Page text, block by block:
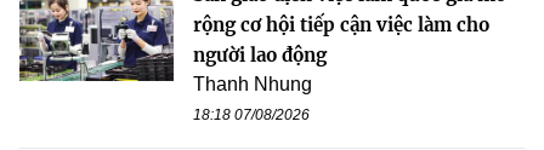
rộng cơ hội tiếp cận việc làm cho
người lao động
Thanh Nhung
18:18 07/08/2026